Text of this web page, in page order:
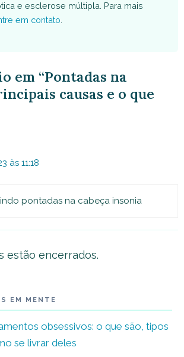
e esclerose múltipla. Para mais
em contato
em “Pontadas na
causas e o que
às 11:18
pontadas na cabeça insonia
estão encerrados.
EM MENTE
obsessivos: o que são, tipos
se livrar deles